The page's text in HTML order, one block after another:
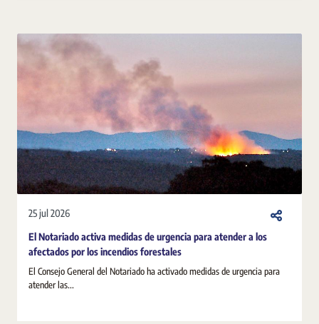
25 jul 2026
El Notariado activa medidas de urgencia para atender a los
afectados por los incendios forestales
El Consejo General del Notariado ha activado medidas de urgencia para
atender las...